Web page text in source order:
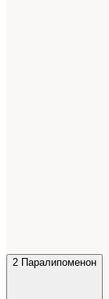
2 Паралипоменон